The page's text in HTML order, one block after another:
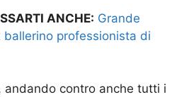
ANCHE: Grande
ballerino professionista di
andando contro anche tutti i